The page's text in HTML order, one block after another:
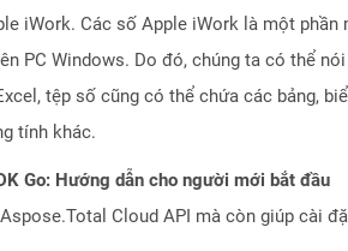
iWork. Các số Apple iWork là một
PC Windows. Do đó, chúng ta có thể
tệp số cũng có thể chứa các bảng,
tính khác.
Go: Hướng dẫn cho người mới bắt đầu
Cloud API mà còn giúp cài